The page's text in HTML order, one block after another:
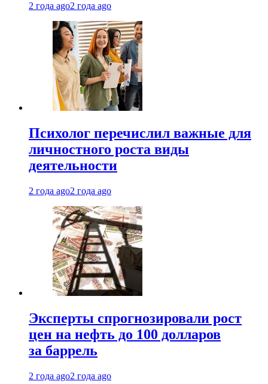
2 года ago2 года ago
Психолог перечислил важные для
личностного роста виды
деятельности
2 года ago2 года ago
Эксперты спрогнозировали рост
цен на нефть до 100 долларов
за баррель
2 года ago2 года ago